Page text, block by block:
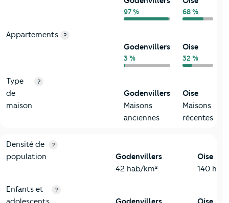
97 % 68 %
Appartements ?
Godenvillers
3 %
Oise
32 %
Type
de
maison
?
Godenvillers
Maisons
anciennes
Oise
Maisons
récentes
2-Habitants
Critères Godenvillers
Densité de
population
?
Godenvillers
42 hab/km²
Oise
140
Enfants et
?